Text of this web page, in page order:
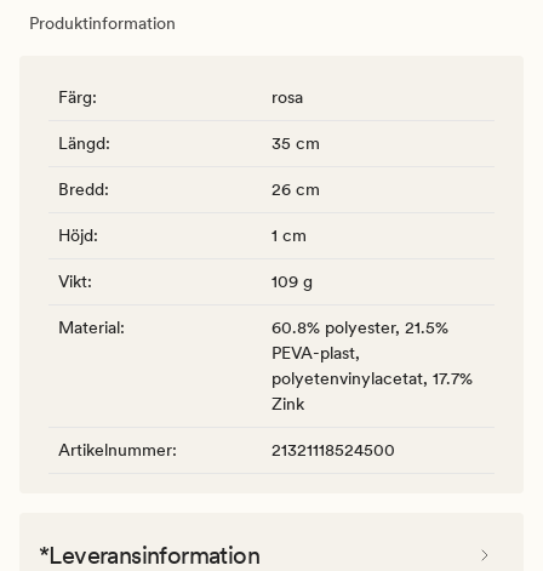
Produktinformation
Färg: rosa
Längd: 35 cm
Bredd: 26 cm
Höjd: 1 cm
Vikt: 109 g
Material:
60.8% polyester, 21.5%
PEVA-plast,
polyetenvinylacetat, 17.7%
Zink
Artikelnummer: 21321118524500
*Leveransinformation